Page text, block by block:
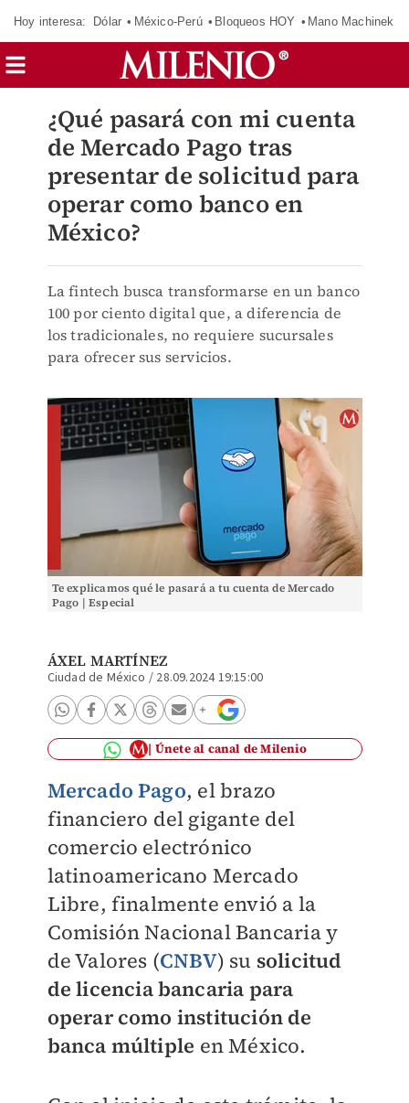
Hoy interesa: Dólar México-Perú Bloqueos HOY Mano Machinek
¿Qué pasará con mi cuenta
de Mercado Pago tras
presentar de solicitud para
operar como banco en
México?
La fintech busca transformarse en un banco
100 por ciento digital que, a diferencia de
los tradicionales, no requiere sucursales
para ofrecer sus servicios.
Te explicamos qué le pasará a tu cuenta de Mercado
Pago | Especial
ÁXEL MARTÍNEZ
Ciudad de México / 28.09.2024 19:15:00
Únete al canal de Milenio
Mercado Pago, el brazo
financiero del gigante del
comercio electrónico
latinoamericano Mercado
Libre, finalmente envió a la
Comisión Nacional Bancaria y
de Valores (CNBV) su solicitud
de licencia bancaria para
operar como institución de
banca múltiple en México.